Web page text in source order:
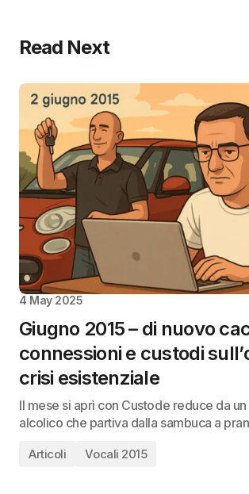
Read Next
4 May 2025
Giugno 2015 – di nuovo
connessioni e custodi
crisi esistenziale
Il mese si aprì con Custode reduce da
alcolico che partiva dalla sambuca a
Articoli Vocali 2015